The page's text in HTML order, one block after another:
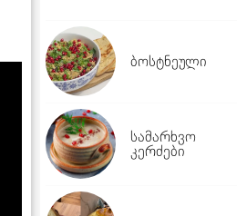
ბოსტნეული
სამარხვო
კერძები